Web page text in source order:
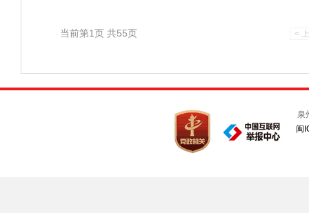
当前第1页 共55页 <
泉
闽